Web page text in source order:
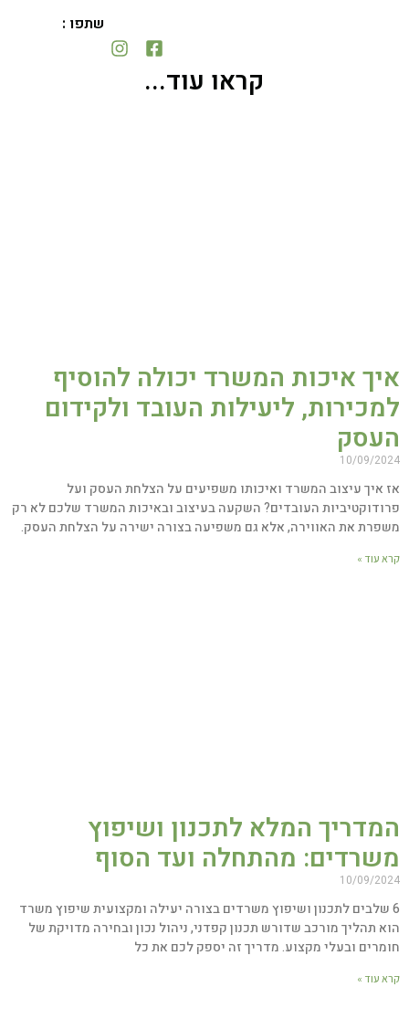
שתפו :
קראו עוד...
איכות המשרד יכולה להוסיף
ליעילות העובד ולקידום
10/09/
איך עיצוב המשרד ואיכותו משפיעים על הצלחת העסק ועל
העובדים? השקעה בעיצוב ובאיכות המשרד שלכם לא רק
את האווירה, אלא גם משפיעה בצורה ישירה על הצלחת העסק.
עוד »
המלא לתכנון ושיפוץ
מהתחלה ועד הסוף
10/09/
שלבים לתכנון ושיפוץ משרדים בצורה יעילה ומקצועית שיפוץ משרד
תהליך מורכב שדורש תכנון קפדני, ניהול נכון ובחירה מדויקת של
ובעלי מקצוע. מדריך זה יספק לכם את כל
עוד »